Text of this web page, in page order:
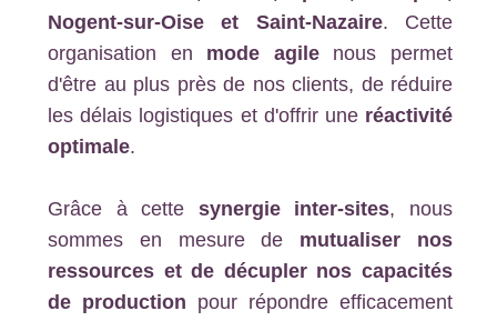
Nogent-sur-Oise et Saint-Nazaire. Cette
organisation en mode agilenous permet
d'être au plus près de nos clients, de réduire
les délais logistiques et d'offrir une réactivité
optimale.
Grâce à cette synergie inter-sites, nous
sommes en mesure de mutualiser nos
ressources et de décupler nos capacités
de production pour répondre efficacement